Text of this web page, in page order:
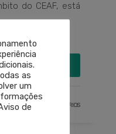
do CEAF, está
LEIA MAIS
SEM COMENTÁRIOS
as
um
de